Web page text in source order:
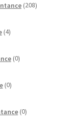
208izdelkov
4izdelki
0izdelkov
0izdelkov
0izdelkov